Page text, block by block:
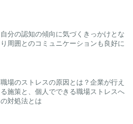
自分の認知の傾向に気づくきっかけとな
り周囲とのコミュニケーションも良好に
職場のストレスの原因とは？企業が行え
る施策と、個人でできる職場ストレスへ
の対処法とは